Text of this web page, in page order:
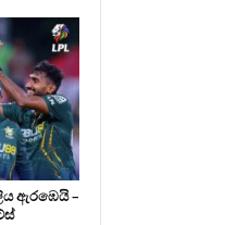
ඇරඹෙයි –